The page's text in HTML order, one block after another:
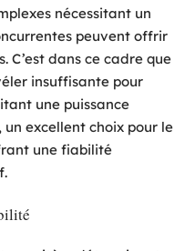
nécessitant un
peuvent offrir
C’est dans ce cadre que
insuffisante pour
une puissance
un excellent choix pour le
une fiabilité